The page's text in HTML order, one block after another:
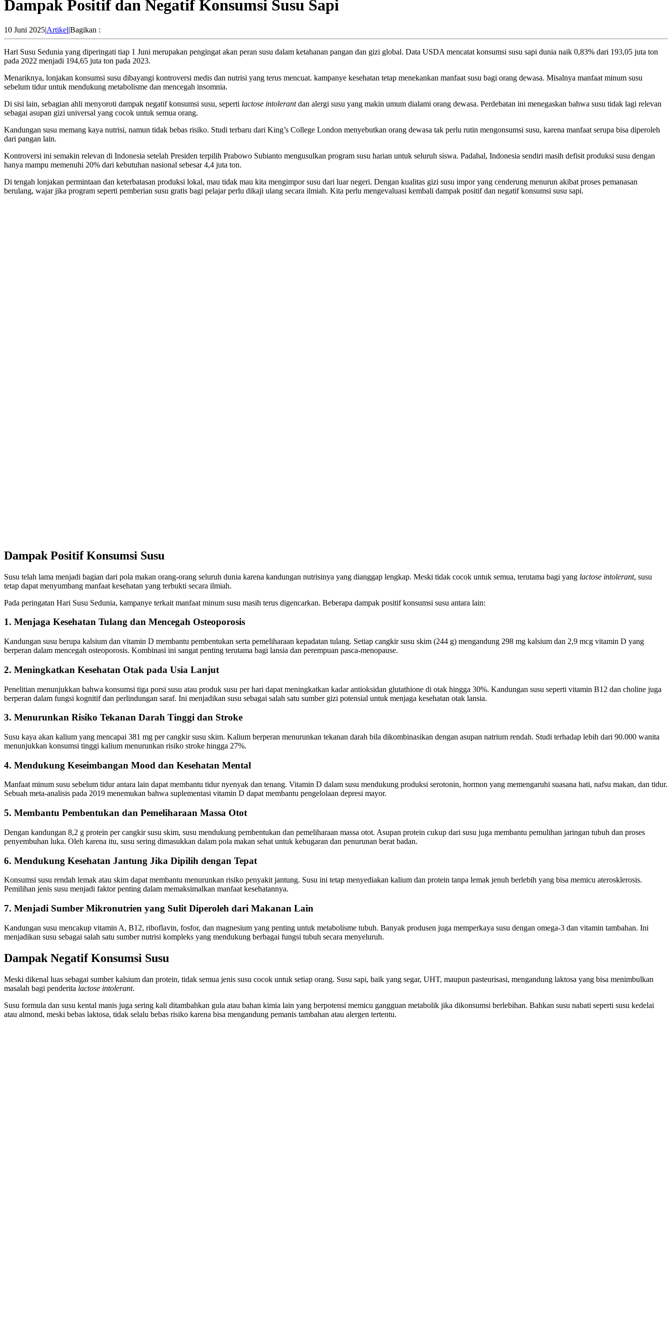
Dampak Positif dan Negatif Konsumsi Susu Sapi
10 Juni 2025|Artikel|Bagikan :
Hari Susu Sedunia yang diperingati tiap 1 Juni merupakan pengingat akan peran susu dalam ketahanan pangan dan gizi global. Data USDA mencatat konsumsi susu sapi dunia naik 0,83% dari 193,05 juta ton
pada 2022 menjadi 194,65 juta ton pada 2023.
Menariknya, lonjakan konsumsi susu dibayangi kontroversi medis dan nutrisi yang terus mencuat. kampanye kesehatan tetap menekankan manfaat susu bagi orang dewasa. Misalnya manfaat minum susu
sebelum tiduruntuk mendukung metabolisme dan mencegah insomnia.
Di sisi lain, sebagian ahli menyoroti dampak negatif konsumsi susu, seperti lactose intolerantdan alergi susu yang makin umum dialami orang dewasa. Perdebatan ini menegaskan bahwa susu tidak lagi relevan
sebagai asupan gizi universal yang cocok untuk semua orang.
Kandungan susu memang kaya nutrisi, namun tidak bebas risiko. Studi terbaru dari King’s College London menyebutkan orang dewasa tak perlu rutin mengonsumsi susu, karena manfaat serupa bisa diperoleh
dari pangan lain.
Kontroversi ini semakin relevan di Indonesia setelah Presiden terpilih Prabowo Subianto mengusulkan program susu harian untuk seluruh siswa. Padahal, Indonesia sendiri masih defisit produksi susu dengan
hanya mampu memenuhi 20% dari kebutuhan nasional sebesar 4,4 juta ton.
Di tengah lonjakan permintaan dan keterbatasan produksi lokal, mau tidak mau kita mengimpor susu dari luar negeri. Dengan kualitas gizi susu impor yang cenderung menurun akibat proses pemanasan
berulang, wajar jika program seperti pemberian susu gratis bagi pelajar perlu dikaji ulang secara ilmiah. Kita perlu mengevaluasi kembali dampak positif dan negatif konsumsi susu sapi.
Dampak Positif Konsumsi Susu
Susu telah lama menjadi bagian dari pola makan orang-orang seluruh dunia karena kandungan nutrisinya yang dianggap lengkap. Meski tidak cocok untuk semua, terutama bagi yang lactose intolerant, susu
tetap dapat menyumbang manfaat kesehatan yang terbukti secara ilmiah.
Pada peringatan Hari Susu Sedunia, kampanye terkait manfaat minum susu masih terus digencarkan. Beberapa dampak positif konsumsi susu antara lain:
1. Menjaga Kesehatan Tulang dan Mencegah Osteoporosis
Kandungan susu berupa kalsium dan vitamin D membantu pembentukan serta pemeliharaan kepadatan tulang. Setiap cangkir susu skim (244 g) mengandung 298 mg kalsium dan 2,9 mcg vitamin D yang
berperan dalam mencegah osteoporosis. Kombinasi ini sangat penting terutama bagi lansia dan perempuan pasca-menopause.
2. Meningkatkan Kesehatan Otak pada Usia Lanjut
Penelitian menunjukkan bahwa konsumsi tiga porsi susu atau produk susu per hari dapat meningkatkan kadar antioksidan glutathione di otak hingga 30%. Kandungan susu seperti vitamin B12 dan choline juga
berperan dalam fungsi kognitif dan perlindungan saraf. Ini menjadikan susu sebagai salah satu sumber gizi potensial untuk menjaga kesehatan otak lansia.
3. Menurunkan Risiko Tekanan Darah Tinggi dan Stroke
Susu kaya akan kalium yang mencapai 381 mg per cangkir susu skim. Kalium berperan menurunkan tekanan darah bila dikombinasikan dengan asupan natrium rendah. Studi terhadap lebih dari 90.000 wanita
menunjukkan konsumsi tinggi kalium menurunkan risiko stroke hingga 27%.
4. Mendukung Keseimbangan Mood dan Kesehatan Mental
Manfaat minum susu sebelum tidurantara lain dapat membantu tidur nyenyak dan tenang. Vitamin D dalam susu mendukung produksi serotonin, hormon yang memengaruhi suasana hati, nafsu makan, dan tidur.
Sebuah meta-analisis pada 2019 menemukan bahwa suplementasi vitamin D dapat membantu pengelolaan depresi mayor.
5. Membantu Pembentukan dan Pemeliharaan Massa Otot
Dengan kandungan 8,2 g protein per cangkir susu skim, susu mendukung pembentukan dan pemeliharaan massa otot. Asupan protein cukup dari susu juga membantu pemulihan jaringan tubuh dan proses
penyembuhan luka. Oleh karena itu, susu sering dimasukkan dalam pola makan sehat untuk kebugaran dan penurunan berat badan.
6. Mendukung Kesehatan Jantung Jika Dipilih dengan Tepat
Konsumsi susu rendah lemak atau skim dapat membantu menurunkan risiko penyakit jantung. Susu ini tetap menyediakan kalium dan protein tanpa lemak jenuh berlebih yang bisa memicu aterosklerosis.
Pemilihan jenis susu menjadi faktor penting dalam memaksimalkan manfaat kesehatannya.
7. Menjadi Sumber Mikronutrien yang Sulit Diperoleh dari Makanan Lain
Kandungan susu mencakup vitamin A, B12, riboflavin, fosfor, dan magnesium yang penting untuk metabolisme tubuh. Banyak produsen juga memperkaya susu dengan omega-3 dan vitamin tambahan. Ini
menjadikan susu sebagai salah satu sumber nutrisi kompleks yang mendukung berbagai fungsi tubuh secara menyeluruh.
Dampak Negatif Konsumsi Susu
Meski dikenal luas sebagai sumber kalsium dan protein, tidak semua jenis susu cocok untuk setiap orang. Susu sapi, baik yang segar, UHT, maupun pasteurisasi, mengandung laktosa yang bisa menimbulkan
masalah bagi penderita lactose intolerant.
Susu formula dan susu kental manis juga sering kali ditambahkan gula atau bahan kimia lain yang berpotensi memicu gangguan metabolik jika dikonsumsi berlebihan. Bahkan susu nabati seperti susu kedelai
atau almond, meski bebas laktosa, tidak selalu bebas risiko karena bisa mengandung pemanis tambahan atau alergen tertentu.